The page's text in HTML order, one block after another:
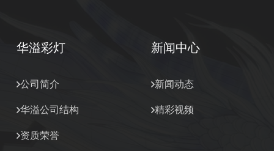
华溢彩灯
公司简介
华溢公司结构
资质荣誉
新闻中心
新闻动态
精彩视频